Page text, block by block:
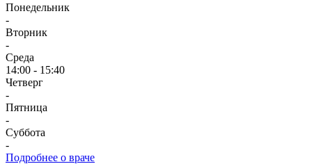
Понедельник
-
Вторник
-
Среда
14:00 - 15:40
Четверг
-
Пятница
-
Суббота
-
Подробнее о враче